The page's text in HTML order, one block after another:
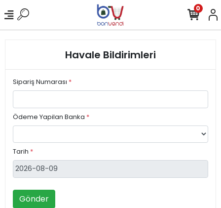
0
Havale Bildirimleri
Sipariş Numarası *
Ödeme Yapilan Banka *
Tarih *
Gönder